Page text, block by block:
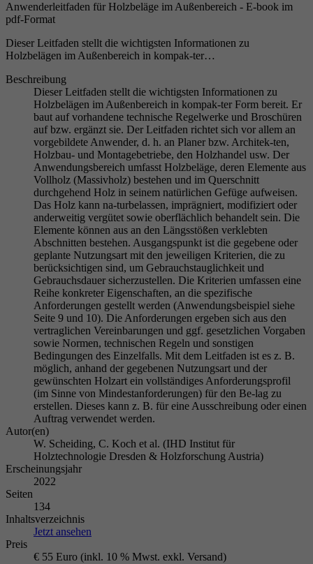
Anwenderleitfaden für Holzbeläge im Außenbereich - E-book im
pdf-Format
Dieser Leitfaden stellt die wichtigsten Informationen zu
Holzbelägen im Außenbereich in kompak-ter…
Beschreibung
Dieser Leitfaden stellt die wichtigsten Informationen zu
Holzbelägen im Außenbereich in kompak-ter Form bereit. Er
baut auf vorhandene technische Regelwerke und Broschüren
auf bzw. ergänzt sie. Der Leitfaden richtet sich vor allem an
vorgebildete Anwender, d. h. an Planer bzw. Architek-ten,
Holzbau- und Montagebetriebe, den Holzhandel usw. Der
Anwendungsbereich umfasst Holzbeläge, deren Elemente aus
Vollholz (Massivholz) bestehen und im Querschnitt
durchgehend Holz in seinem natürlichen Gefüge aufweisen.
Das Holz kann na-turbelassen, imprägniert, modifiziert oder
anderweitig vergütet sowie oberflächlich behandelt sein. Die
Elemente können aus an den Längsstößen verklebten
Abschnitten bestehen. Ausgangspunkt ist die gegebene oder
geplante Nutzungsart mit den jeweiligen Kriterien, die zu
berücksichtigen sind, um Gebrauchstauglichkeit und
Gebrauchsdauer sicherzustellen. Die Kriterien umfassen eine
Reihe konkreter Eigenschaften, an die spezifische
Anforderungen gestellt werden (Anwendungsbeispiel siehe
Seite 9 und 10). Die Anforderungen ergeben sich aus den
vertraglichen Vereinbarungen und ggf. gesetzlichen Vorgaben
sowie Normen, technischen Regeln und sonstigen
Bedingungen des Einzelfalls. Mit dem Leitfaden ist es z. B.
möglich, anhand der gegebenen Nutzungsart und der
gewünschten Holzart ein vollständiges Anforderungsprofil
(im Sinne von Mindestanforderungen) für den Be-lag zu
erstellen. Dieses kann z. B. für eine Ausschreibung oder einen
Auftrag verwendet werden.
Autor(en)
W. Scheiding, C. Koch et al. (IHD Institut für
Holztechnologie Dresden & Holzforschung Austria)
Erscheinungsjahr
2022
Seiten
134
Inhaltsverzeichnis
Jetzt ansehen
Preis
€ 55 Euro (inkl. 10 % Mwst. exkl. Versand)